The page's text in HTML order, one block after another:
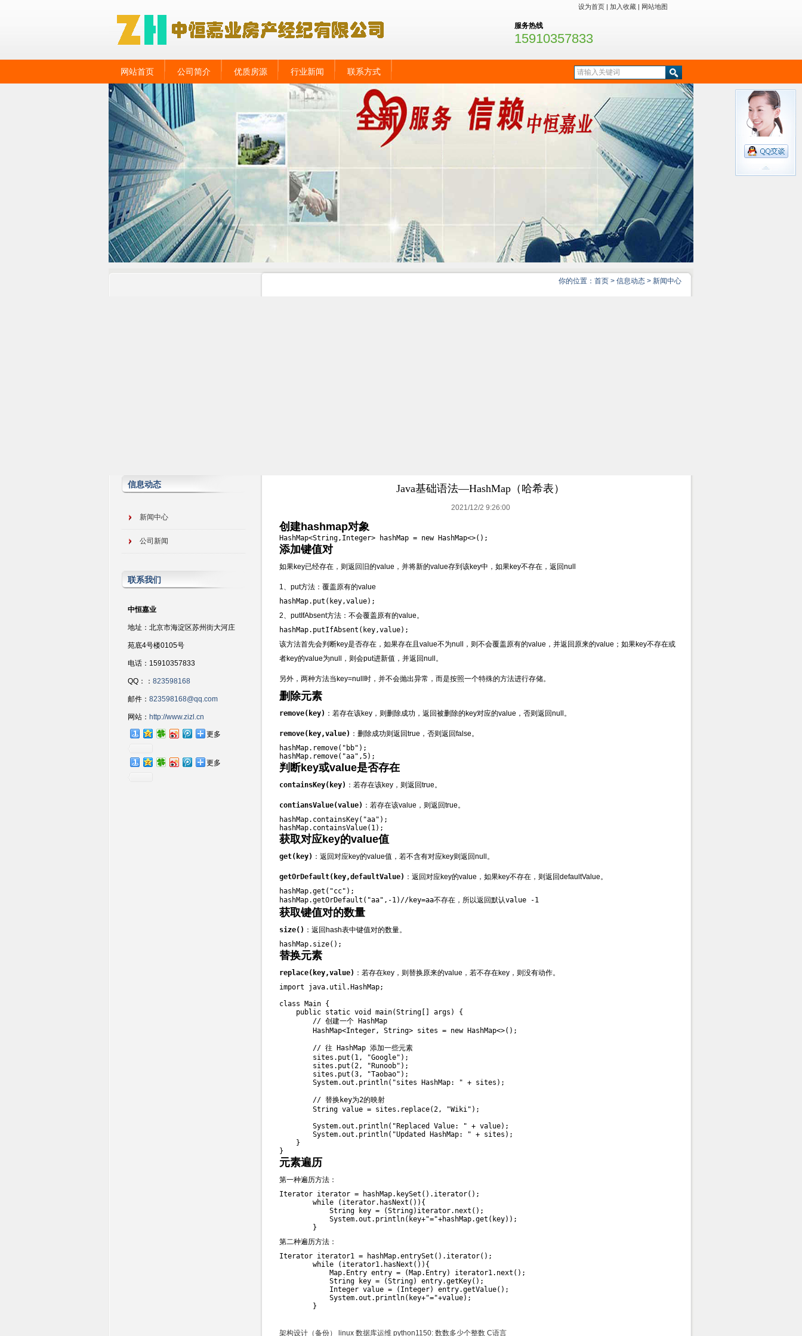
设为首页| 加入收藏| 网站地图
服务热线
15910357833
网站首页 公司简介 优质房源 行业新闻 联系方式
你的位置： 首页 > 信息动态 > 新闻中心
信息动态
新闻中心
公司新闻
联系我们
中恒嘉业
地址：北京市海淀区苏州街大河庄
苑底4号楼0105号
电话：15910357833
QQ：： 823598168
邮件： 823598168@qq.com
网站： http://www.zizl.cn
更多
更多
Java基础语法—HashMap（哈希表）
2021/12/2 9:26:00
创建hashmap对象
HashMap<String,Integer> hashMap = new HashMap<>();
添加键值对
如果key已经存在，则返回旧的value，并将新的value存到该key中，如果key不存在，返回null
1、put方法：覆盖原有的value
hashMap.put(key,value);
2、putIfAbsent方法：不会覆盖原有的value。
hashMap.putIfAbsent(key,value);
该方法首先会判断key是否存在，如果存在且value不为null，则不会覆盖原有的value，并返回原来的value；如果key不存在或
者key的value为null，则会put进新值，并返回null。
另外，两种方法当key=null时，并不会抛出异常，而是按照一个特殊的方法进行存储。
删除元素
remove(key) ：若存在该key，则删除成功，返回被删除的key对应的value，否则返回null。
remove(key,value) ：删除成功则返回true，否则返回false。
hashMap.remove("bb");
hashMap.remove("aa",5);
判断key或value是否存在
containsKey(key) ：若存在该key，则返回true。
contiansValue(value) ：若存在该value，则返回true。
hashMap.containsKey("aa");
hashMap.containsValue(1);
获取对应key的value值
get(key) ：返回对应key的value值，若不含有对应key则返回null。
getOrDefault(key,defaultValue) ：返回对应key的value，如果key不存在，则返回defaultValue。
hashMap.get("cc");
hashMap.getOrDefault("aa",-1)//key=aa不存在，所以返回默认value -1
获取键值对的数量
size() ：返回hash表中键值对的数量。
hashMap.size();
替换元素
replace(key,value) ：若存在key，则替换原来的value，若不存在key，则没有动作。
import java.util.HashMap;
class Main {
    public static void main(String[] args) {
        // 创建一个 HashMap
        HashMap<Integer, String> sites = new HashMap<>();
        // 往 HashMap 添加一些元素
        sites.put(1, "Google");
        sites.put(2, "Runoob");
        sites.put(3, "Taobao");
        System.out.println("sites HashMap: " + sites);
        // 替换key为2的映射
        String value = sites.replace(2, "Wiki");
        System.out.println("Replaced Value: " + value);
        System.out.println("Updated HashMap: " + sites);
    }
}
元素遍历
第一种遍历方法：
Iterator iterator = hashMap.keySet().iterator();
        while (iterator.hasNext()){
            String key = (String)iterator.next();
            System.out.println(key+"="+hashMap.get(key));
        }
第二种遍历方法：
Iterator iterator1 = hashMap.entrySet().iterator();
        while (iterator1.hasNext()){
            Map.Entry entry = (Map.Entry) iterator1.next();
            String key = (String) entry.getKey();
            Integer value = (Integer) entry.getValue();
            System.out.println(key+"="+value);
        }
架构设计（备份） linux 数据库运维 python1150: 数数多少个整数 C语言